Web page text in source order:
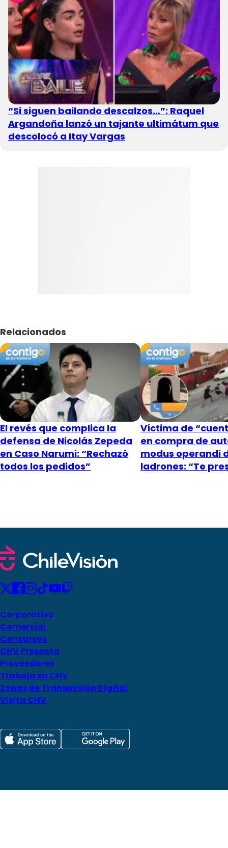
“Si siguen bailando descalzos…”: Raquel
Argandoña lanzó un tajante ultimátum que
descolocó a Itay Vargas
Relacionados
El revés que complica la
defensa de Nicolás Zepeda
en Caso Narumi: “Rechazó
todos los pedidos”
Víctima de
en compra de
modus operandi
ladrones: “Te
Corporativo
Comercial
Concursos
CHV Presenta
Proveedores
Trabaja en CHV
Zonas de Transmisión Digital
Visita CHV